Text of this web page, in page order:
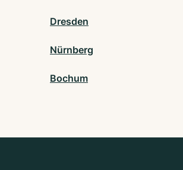
Dresden
Nürnberg
Bochum